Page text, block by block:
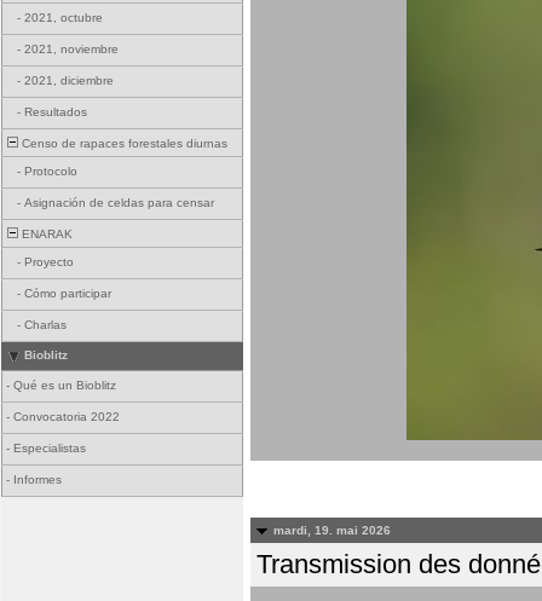
- 2021, octubre
- 2021, noviembre
- 2021, diciembre
- Resultados
Censo de rapaces forestales diurnas
- Protocolo
- Asignación de celdas para censar
ENARAK
- Proyecto
- Cómo participar
- Charlas
Bioblitz
- Qué es un Bioblitz
- Convocatoria 2022
- Especialistas
- Informes
mardi, 19. mai 2026
Transmission des